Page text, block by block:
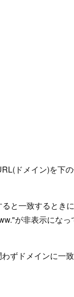
ドメイン)を下
と一致するとき
が非表示になっ
ずドメインに一